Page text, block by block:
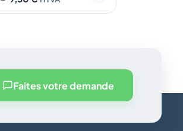
Faites votre demande